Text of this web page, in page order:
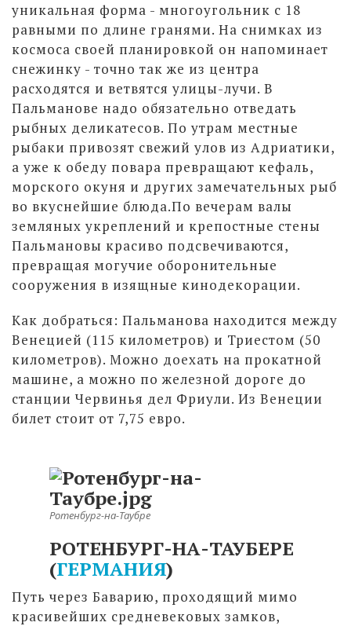
уникальная форма - многоугольник с 18
равными по длине гранями. На снимках из
космоса своей планировкой он напоминает
снежинку - точно так же из центра
расходятся и ветвятся улицы-лучи. В
Пальманове надо обязательно отведать
рыбных деликатесов. По утрам местные
рыбаки привозят свежий улов из Адриатики,
а уже к обеду повара превращают кефаль,
морского окуня и других замечательных рыб
во вкуснейшие блюда.По вечерам валы
земляных укреплений и крепостные стены
Пальмановы красиво подсвечиваются,
превращая могучие оборонительные
сооружения в изящные кинодекорации.
Как добраться: Пальманова находится между
Венецией (115 километров) и Триестом (50
километров). Можно доехать на прокатной
машине, а можно по железной дороге до
станции Червинья дел Фриули. Из Венеции
билет стоит от 7,75 евро.
Ротенбург-на-Таубре
РОТЕНБУРГ-НА-ТАУБЕРЕ
(ГЕРМАНИЯ)
Путь через Баварию, проходящий мимо
красивейших средневековых замков,